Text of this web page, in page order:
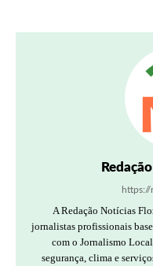
A Redação Notícias
jornalistas profissionais
com o Jornalismo
segurança, clima e